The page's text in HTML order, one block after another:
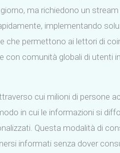
ma richiedono un
implementando
permettono ai lettori di
comunità globali di utenti
cui milioni di persone
in cui le informazioni si
Questa modalità di
informati senza dover